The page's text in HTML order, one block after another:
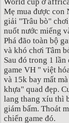
Mẹ mua được con
giải "Trâu bò"
nuốt nước miếng
Phá đão toàn bộ
và khó chơi Tâm
Sau đó trong 1
game VH " việt
và 15k bay mất
khựa" quad đẹp.
lang thang xíu thì
giám bấm. Thoát
chiến game đó.